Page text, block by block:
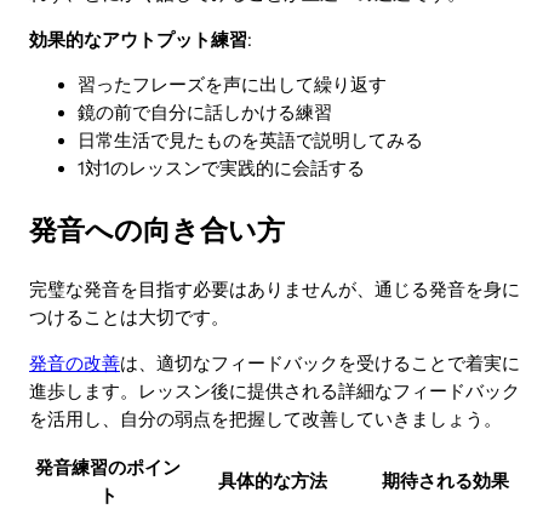
効果的なアウトプット練習:
習ったフレーズを声に出して繰り返す
鏡の前で自分に話しかける練習
日常生活で見たものを英語で説明してみる
1対1のレッスンで実践的に会話する
発音への向き合い方
完璧な発音を目指す必要はありませんが、通じる発音を身に
つけることは大切です。
発音の改善は、適切なフィードバックを受けることで着実に
進歩します。レッスン後に提供される詳細なフィードバック
を活用し、自分の弱点を把握して改善していきましょう。
発音練習のポイン
ト
具体的な方法 期待される効果